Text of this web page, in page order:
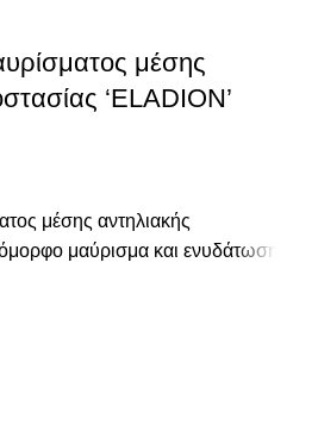
μέσης
‘ELADION’
μέσης αντηλιακής
μαύρισμα και ενυδάτωση